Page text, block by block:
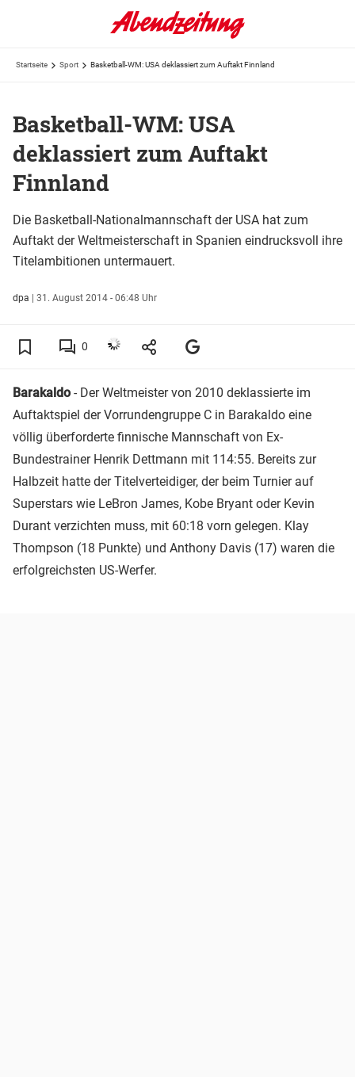
Startseite Sport Basketball-WM: USA deklassiert zum Auftakt Finnland
Basketball-WM: USA
deklassiert zum Auftakt
Finnland
Die Basketball-Nationalmannschaft der USA hat zum
Auftakt der Weltmeisterschaft in Spanien eindrucksvoll ihre
Titelambitionen untermauert.
dpa | 31. August 2014 - 06:48 Uhr
0
Barakaldo - Der Weltmeister von 2010 deklassierte im
Auftaktspiel der Vorrundengruppe C in Barakaldo eine
völlig überforderte finnische Mannschaft von Ex-
Bundestrainer Henrik Dettmann mit 114:55. Bereits zur
Halbzeit hatte der Titelverteidiger, der beim Turnier auf
Superstars wie LeBron James, Kobe Bryant oder Kevin
Durant verzichten muss, mit 60:18 vorn gelegen. Klay
Thompson (18 Punkte) und Anthony Davis (17) waren die
erfolgreichsten US-Werfer.